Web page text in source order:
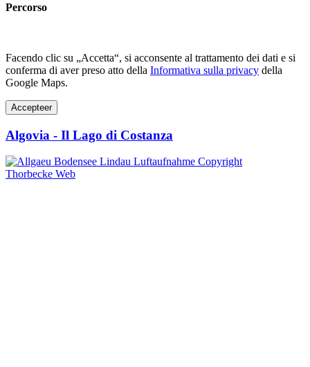
Percorso
Facendo clic su „Accetta“, si acconsente al trattamento dei dati e si
conferma di aver preso atto della Informativa sulla privacy della
Google Maps.
Accepteer
Algovia - Il Lago di Costanza